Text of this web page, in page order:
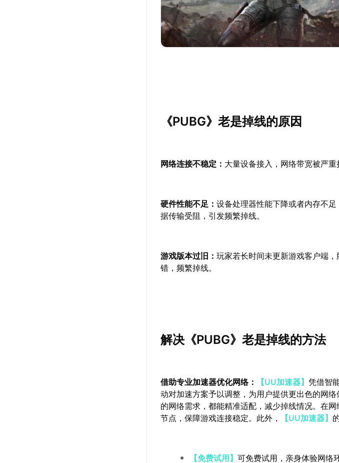
《PUBG》老是掉线的原因
网络连接不稳定： 大量设备接入，网络带宽被严重
硬件性能不足：设备处理器性能下降或者内存不
据传输受阻，引发频繁掉线。
游戏版本过旧：玩家若长时间未更新游戏客户端
错，频繁掉线。
解决《PUBG》老是掉线的方法
借助专业加速器优化网络： 【UU加速器】凭借智
动对加速方案予以调整，为用户提供更出色的网
的网络需求，都能精准适配，减少掉线情况。在
节点，保障游戏连接稳定。此外，
【UU加速器】
【免费试用】可免费试用，亲身体验网络